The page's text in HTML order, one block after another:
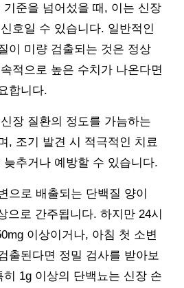
준을 넘어섰을 때, 이는 신장
호일 수 있습니다. 일반적인
이 미량 검출되는 것은 정상
적으로 높은 수치가 나온다면
합니다.
장 질환의 정도를 가늠하는
, 조기 발견 시 적극적인 치료
추거나 예방할 수 있습니다.
으로 배출되는 단백질 양이
으로 간주됩니다. 하지만 24시
이상이거나, 아침 첫 소변
출된다면 정밀 검사를 받아보
1g 이상의 단백뇨는 신장 손